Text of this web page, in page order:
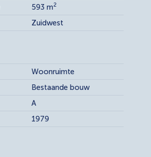
593 m2
Zuidwest
Woonruimte
Bestaande bouw
A
1979